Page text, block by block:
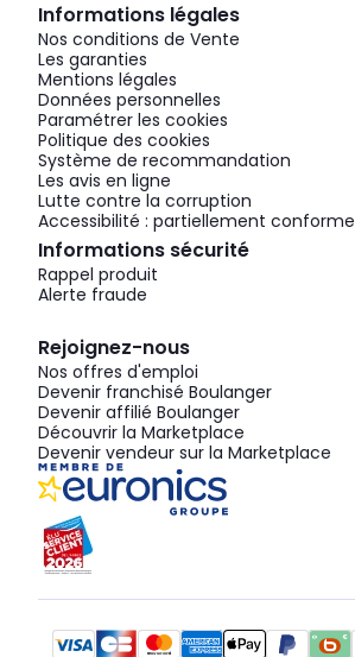
Informations légales
Nos conditions de Vente
Les garanties
Mentions légales
Données personnelles
Paramétrer les cookies
Politique des cookies
Système de recommandation
Les avis en ligne
Lutte contre la corruption
Accessibilité : partiellement conforme
Informations sécurité
Rappel produit
Alerte fraude
Rejoignez-nous
Nos offres d'emploi
Devenir franchisé Boulanger
Devenir affilié Boulanger
Découvrir la Marketplace
Devenir vendeur sur la Marketplace